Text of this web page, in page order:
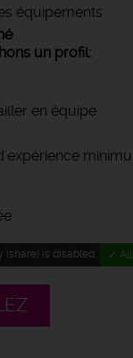
équipements
un profil:
en équipe
(share) is disabled. ✓